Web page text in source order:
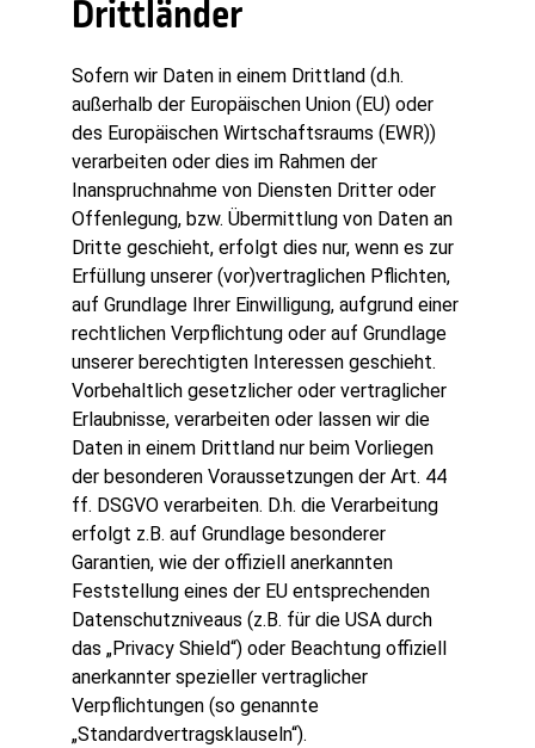
Drittländer
Sofern wir Daten in einem Drittland (d.h.
außerhalb der Europäischen Union (EU) oder
des Europäischen Wirtschaftsraums (EWR))
verarbeiten oder dies im Rahmen der
Inanspruchnahme von Diensten Dritter oder
Offenlegung, bzw. Übermittlung von Daten an
Dritte geschieht, erfolgt dies nur, wenn es zur
Erfüllung unserer (vor)vertraglichen Pflichten,
auf Grundlage Ihrer Einwilligung, aufgrund einer
rechtlichen Verpflichtung oder auf Grundlage
unserer berechtigten Interessen geschieht.
Vorbehaltlich gesetzlicher oder vertraglicher
Erlaubnisse, verarbeiten oder lassen wir die
Daten in einem Drittland nur beim Vorliegen
der besonderen Voraussetzungen der Art. 44
ff. DSGVO verarbeiten. D.h. die Verarbeitung
erfolgt z.B. auf Grundlage besonderer
Garantien, wie der offiziell anerkannten
Feststellung eines der EU entsprechenden
Datenschutzniveaus (z.B. für die USA durch
das „Privacy Shield“) oder Beachtung offiziell
anerkannter spezieller vertraglicher
Verpflichtungen (so genannte
„Standardvertragsklauseln“).